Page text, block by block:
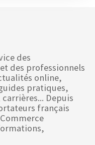
des
des professionnels
online,
pratiques,
Depuis
français